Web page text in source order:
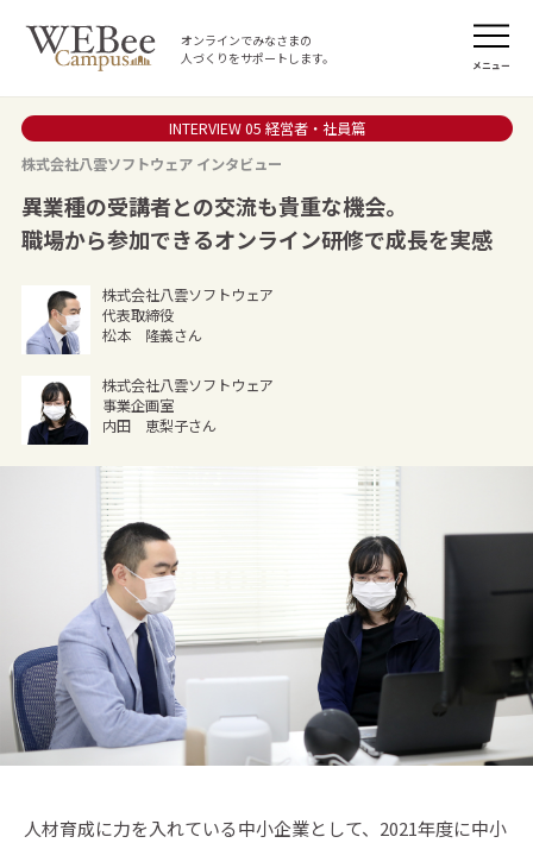
オンラインでみなさまの
人づくりをサポートします。
メニュー
INTERVIEW 05 経営者・社員篇
株式会社八雲ソフトウェア インタビュー
異業種の受講者との交流も貴重な機会。
職場から参加できるオンライン研修で成長を実感
株式会社八雲ソフトウェア
代表取締役
松本 隆義さん
株式会社八雲ソフトウェア
事業企画室
内田 恵梨子さん
人材育成に力を入れている中小企業として、2021年度に中小